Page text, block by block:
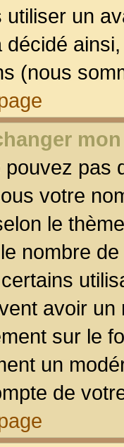
un
décidé
(nous
pas
votre
le
nombre
avoir
sur le
un
de